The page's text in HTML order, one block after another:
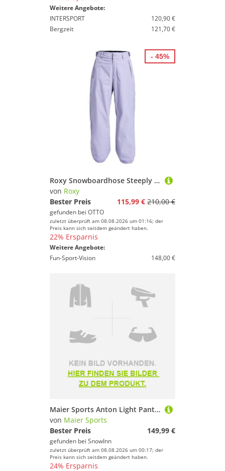
Weitere Angebote:
INTERSPORT
120,90 €
Bergzeit
121,70 €
Roxy Snowboardhose Steeply 10K
von Roxy
Bester Preis
115,99 € 210,00 €
gefunden bei OTTO
zuletzt überprüft am 08.08.2026 um 01:16; der
Preis kann sich seitdem geändert haben.
22% Ersparnis
Weitere Angebote:
Fun-Sport-Vision
148,00 €
- 45%
Maier Sports Anton Light Pants Schwarz 26 / Short Mann
von Maier Sports
Bester Preis
149,99 €
gefunden bei SnowInn
zuletzt überprüft am 08.08.2026 um 00:17; der
Preis kann sich seitdem geändert haben.
24% Ersparnis